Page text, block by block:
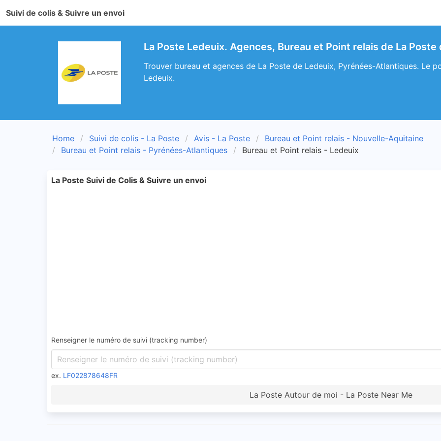
Suivi de colis & Suivre un envoi
La Poste Ledeuix. Agences, Bureau et Point relais de La
Trouver bureau et agences de La Poste de Ledeuix, Pyrénées-Atlantiques. Le
Ledeuix.
Home Suivi de colis - La Poste Avis - La Poste
Bureau et Point relais - Nouvelle-Aquitaine
Bureau et Point relais - Pyrénées-Atlantiques
Bureau et Point relais - Ledeuix
La Poste Suivi de Colis & Suivre un envoi
Renseigner le numéro de suivi (tracking number)
ex. LF022878648FR
La Poste Autour de moi - La Poste Near Me